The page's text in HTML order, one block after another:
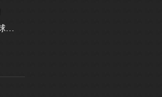
《聚焦美丽中国 | 百名摄影师作品全球巡回展》（晋中）开幕新闻通稿